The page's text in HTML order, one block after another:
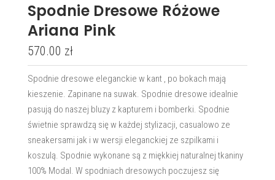
Spodnie Dresowe Różowe
Ariana Pink
570.00 zł
Spodnie dresowe eleganckie w kant , po bokach mają
kieszenie. Zapinane na suwak. Spodnie dresowe idealnie
pasują do naszej bluzy z kapturem i bomberki. Spodnie
świetnie sprawdzą się w każdej stylizacji, casualowo ze
sneakersami jak i w wersji eleganckiej ze szpilkami i
koszulą. Spodnie wykonane są z miękkiej naturalnej tkaniny
100% Modal. W spodniach dresowych poczujesz się